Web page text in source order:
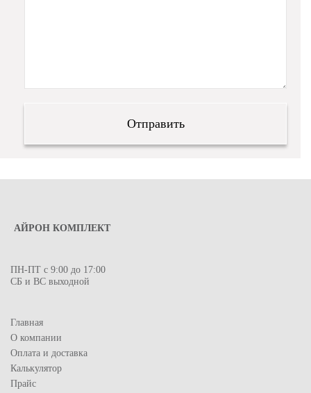
АЙРОН КОМПЛЕКТ
ПН-ПТ с 9:00 до 17:00
СБ и ВС выходной
Главная
О компании
Оплата и доставка
Калькулятор
Прайс